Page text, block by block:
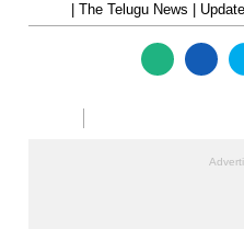
| The Telugu News |